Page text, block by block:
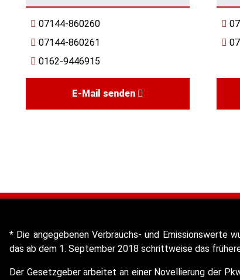
07144-860260
07144-860261
0162-9446915
E-Mail senden
* Die angegebenen Verbrauchs- und Emissionswerte
das ab dem 1. September 2018 schrittweise das
Der Gesetzgeber arbeitet an einer Novellierung der